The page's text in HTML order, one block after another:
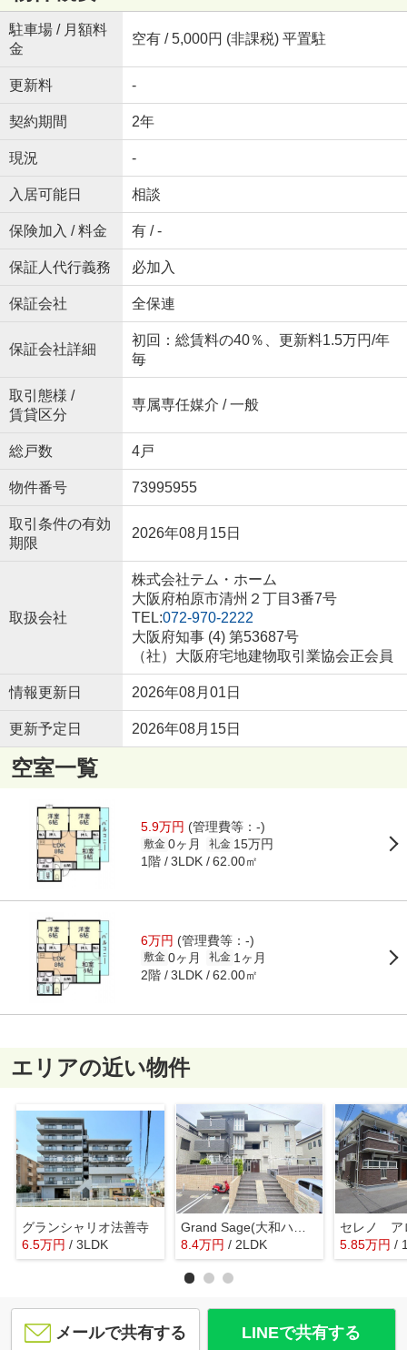
駐車場 / 月額料
金
空有 / 5,000円 (非課税) 平置駐
更新料 -
契約期間 2年
現況 -
入居可能日 相談
保険加入 / 料金 有 / -
保証人代行義務 必加入
保証会社 全保連
保証会社詳細
初回：総賃料の40％、更新料1.5万円/年
毎
取引態様 /
賃貸区分
専属専任媒介 / 一般
総戸数 4戸
物件番号 73995955
取引条件の有効
期限
2026年08月15日
取扱会社
株式会社テム・ホーム
大阪府柏原市清州２丁目3番7号
TEL:072-970-2222
大阪府知事 (4) 第53687号
（社）大阪府宅地建物取引業協会正会員
情報更新日 2026年08月01日
更新予定日 2026年08月15日
空室一覧
5.9万円 (管理費等：-)
敷金 0ヶ月 礼金 15万円
1階 3LDK 62.00㎡
6万円 (管理費等：-)
敷金 0ヶ月 礼金 1ヶ月
2階 3LDK 62.00㎡
エリアの近い物件
グランシャリオ法善寺
6.5万円 / 3LDK
Grand Sage(大和ハウス施工のセキュリィティ賃貸）
8.4万円 / 2LDK
セレノ ア
5.85万円 /
メールで共有する LINEで共有する